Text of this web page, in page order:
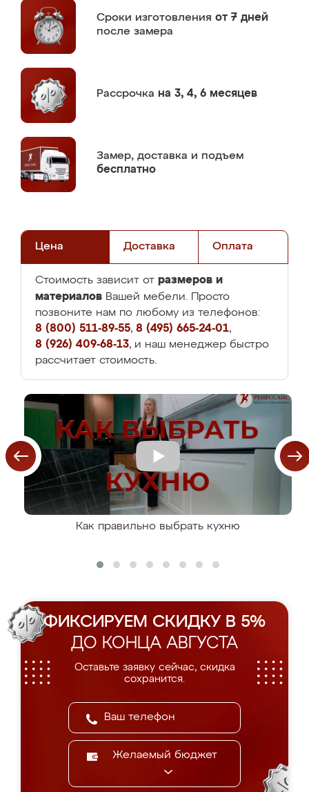
Сроки изготовления от 7 дней
после замера
Рассрочка на 3, 4, 6 месяцев
Замер, доставка и подъем
бесплатно
Цена Доставка Оплата
Стоимость зависит от размеров и
материалов Вашей мебели. Просто
позвоните нам по любому из телефонов:
8 (800) 511-89-55, 8 (495) 665-24-01,
8 (926) 409-68-13, и наш менеджер быстро
рассчитает стоимость.
Как правильно выбрать кухню
ФИКСИРУЕМ СКИДКУ В 5%
ДО КОНЦА АВГУСТА
Оставьте заявку сейчас, скидка
сохранится.
Желаемый бюджет